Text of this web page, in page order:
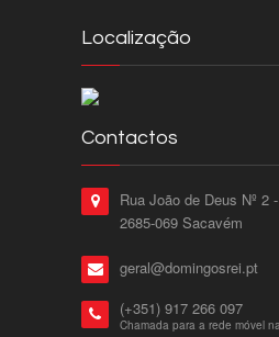
Localização
Contactos
Rua João de Deus Nº 2
2685-069 Sacavém
geral@domingosrei.pt
(+351) 917 266 097
Chamada para a rede móvel